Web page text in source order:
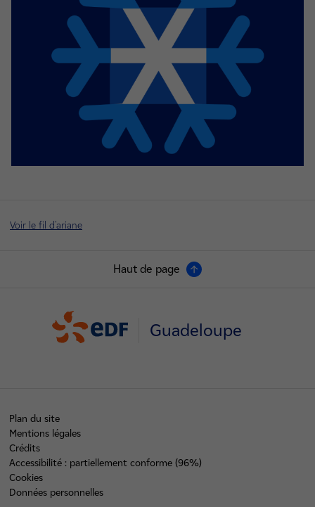
Voir le fil d'ariane
Haut de page
Guadeloupe
Plan du site
Mentions légales
Crédits
Accessibilité : partiellement conforme (96%)
Cookies
Données personnelles